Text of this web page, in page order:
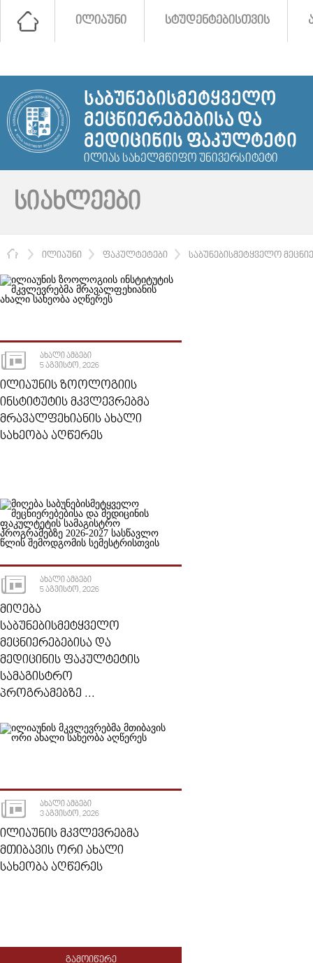
ᲘᲚᲘᲐᲣᲜᲘ ᲡᲢᲣᲓᲔᲜᲢᲔᲑᲘᲡᲗᲕᲘᲡ
ᲡᲐᲑᲣᲜᲔᲑᲘᲡᲛᲔᲢᲧᲕᲔᲚᲝ
ᲛᲔᲪᲜᲘᲔᲠᲔᲑᲔᲑᲘᲡᲐ ᲓᲐ
ᲛᲔᲓᲘᲪᲘᲜᲘᲡ ᲤᲐᲙᲣᲚᲢᲔᲢᲘ
ᲘᲚᲘᲐᲡ ᲡᲐᲮᲔᲚᲛᲬᲘᲤᲝ ᲣᲜᲘᲕᲔᲠᲡᲘᲢᲔᲢᲘ
ᲡᲘᲐᲮᲚᲔᲔᲑᲘ
ᲛᲗᲐᲕᲐᲠᲘ
ᲘᲚᲘᲐᲣᲜᲘ ᲤᲐᲙᲣᲚᲢᲔᲢᲔᲑᲘ ᲡᲐᲑᲣᲜᲔᲑᲘᲡᲛᲔᲢᲧᲕᲔᲚᲝ
ᲐᲮᲐᲚᲘ ᲐᲛᲑᲔᲑᲘ
5 ᲐᲒᲕᲘᲡᲢᲝ, 2026
ᲘᲚᲘᲐᲣᲜᲘᲡ ᲖᲝᲝᲚᲝᲒᲘᲘᲡ
ᲘᲜᲡᲢᲘᲢᲣᲢᲘᲡ ᲛᲙᲕᲚᲔᲕᲠᲔᲑᲛᲐ
ᲛᲠᲐᲕᲐᲚᲤᲔᲮᲘᲐᲜᲘᲡ ᲐᲮᲐᲚᲘ
ᲡᲐᲮᲔᲝᲑᲐ ᲐᲦᲬᲔᲠᲔᲡ
ᲐᲮᲐᲚᲘ ᲐᲛᲑᲔᲑᲘ
5 ᲐᲒᲕᲘᲡᲢᲝ, 2026
ᲛᲘᲦᲔᲑᲐ
ᲡᲐᲑᲣᲜᲔᲑᲘᲡᲛᲔᲢᲧᲕᲔᲚᲝ
ᲛᲔᲪᲜᲘᲔᲠᲔᲑᲔᲑᲘᲡᲐ ᲓᲐ
ᲛᲔᲓᲘᲪᲘᲜᲘᲡ ᲤᲐᲙᲣᲚᲢᲔᲢᲘᲡ
ᲡᲐᲛᲐᲒᲘᲡᲢᲠᲝ
ᲞᲠᲝᲒᲠᲐᲛᲔᲑᲖᲔ ...
ᲐᲮᲐᲚᲘ ᲐᲛᲑᲔᲑᲘ
3 ᲐᲒᲕᲘᲡᲢᲝ, 2026
ᲘᲚᲘᲐᲣᲜᲘᲡ ᲛᲙᲕᲚᲔᲕᲠᲔᲑᲛᲐ
ᲛᲗᲘᲑᲐᲕᲘᲡ ᲝᲠᲘ ᲐᲮᲐᲚᲘ
ᲡᲐᲮᲔᲝᲑᲐ ᲐᲦᲬᲔᲠᲔᲡ
ᲒᲐᲛᲝᲘᲬᲔᲠᲔ